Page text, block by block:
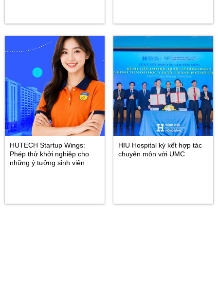
HUTECH Startup Wings:
Phép thử khởi nghiệp cho
những ý tưởng sinh viên
HIU Hospital ký kết hợp tác
chuyên môn với UMC